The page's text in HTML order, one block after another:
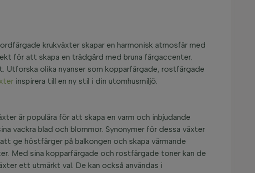
krukväxter skapar en harmonisk atmosfär med
för att skapa en trädgård med bruna färgaccenter.
Utforska olika nyanser som kopparfärgade, rostfärgade
inspirera till en ny stil i din utomhusmiljö.
är populära för att skapa en varm och inbjudande
vackra blad och blommor. Synonymer för dessa växter
ge höstfärger på balkongen och skapa värmande
Med sina kopparfärgade och rostfärgade toner kan de
ett utmärkt val. De kan också användas i